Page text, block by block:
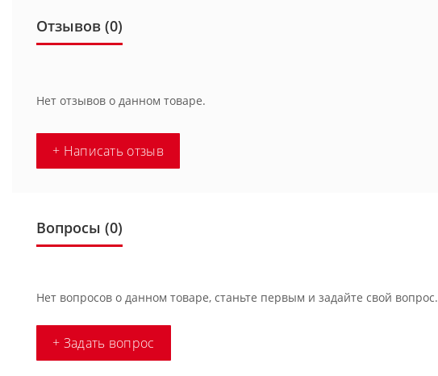
Отзывов (0)
Нет отзывов о данном товаре.
+ Написать отзыв
Вопросы (0)
Нет вопросов о данном товаре, станьте первым и задайте свой вопрос.
+ Задать вопрос